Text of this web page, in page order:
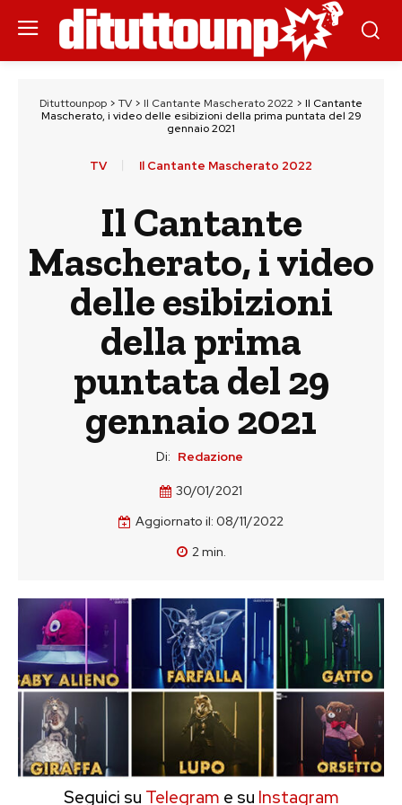
Dituttounpop > TV > Il Cantante Mascherato 2022 > Il Cantante
Mascherato, i video delle esibizioni della prima puntata del 29
gennaio 2021
TV Il Cantante Mascherato 2022
Il Cantante
Mascherato, i video
delle esibizioni
della prima
puntata del 29
gennaio 2021
Di: Redazione
30/01/2021
Aggiornato il: 08/11/2022
2min.
Seguici su Telegram e su Instagram